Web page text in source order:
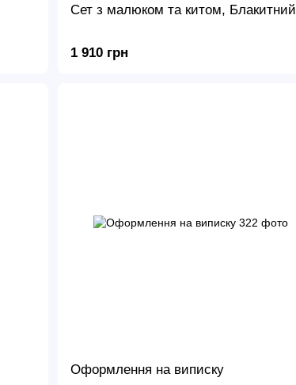
Сет з малюком та китом, Блакитний
1 910 грн
Оформлення на виписку